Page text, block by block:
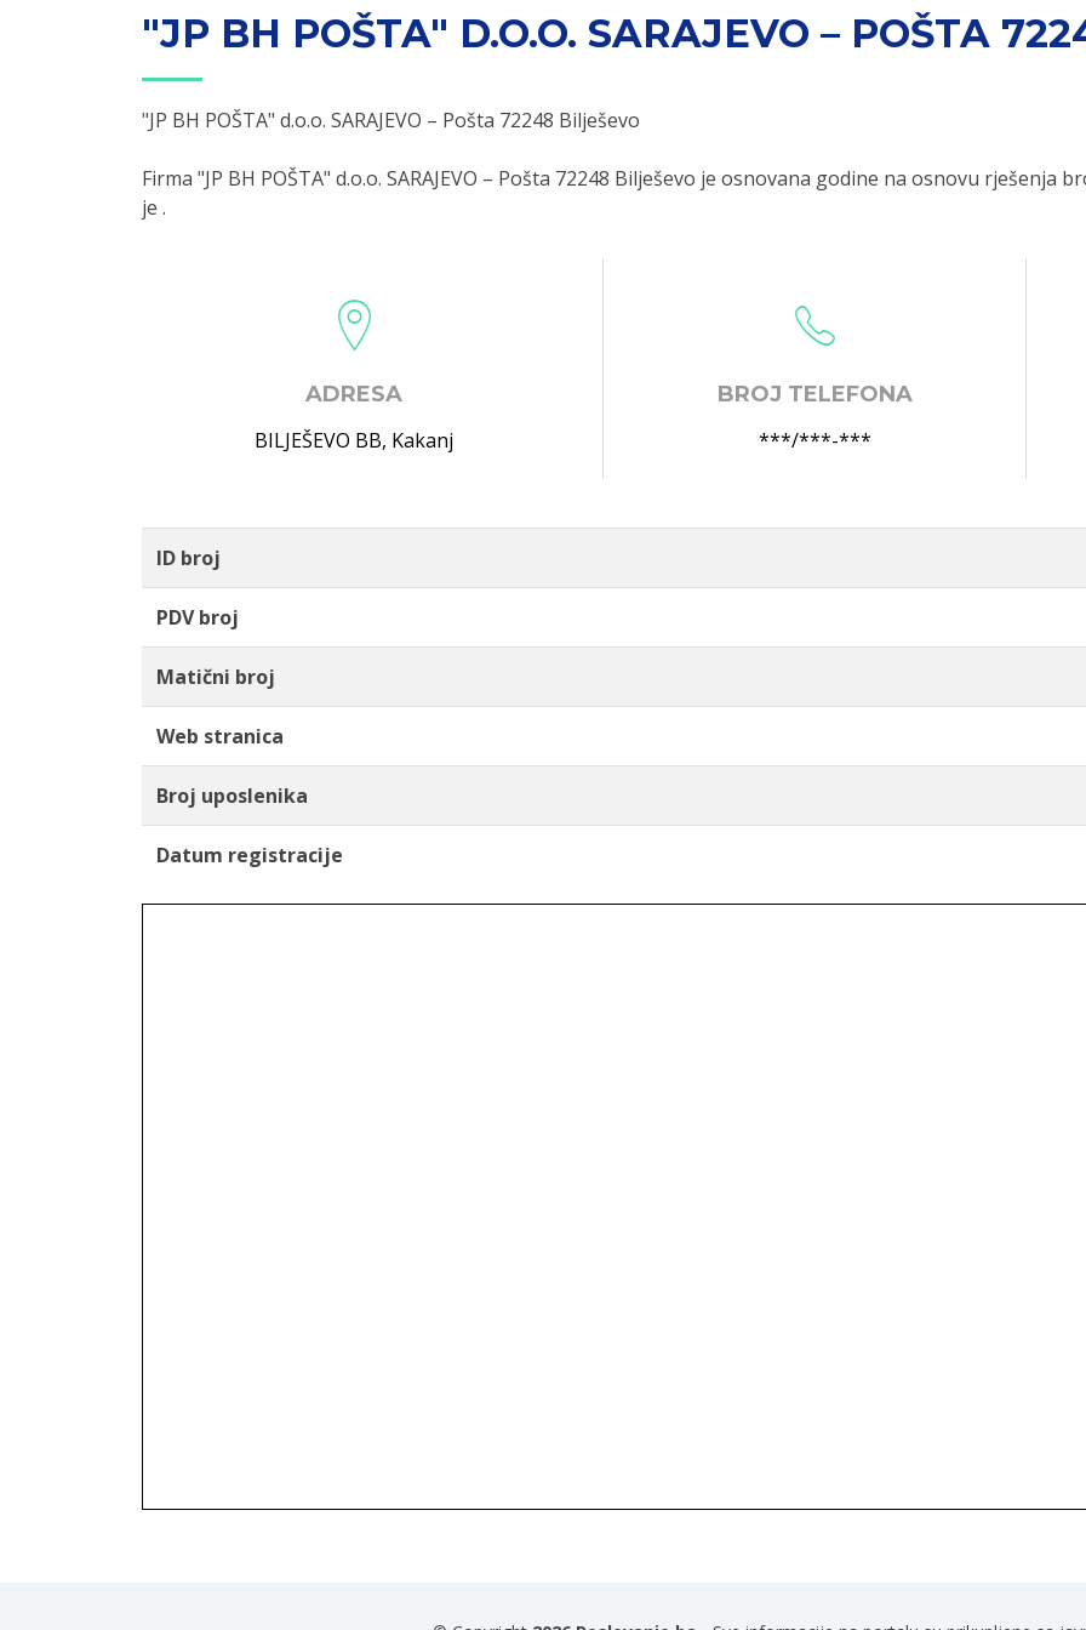
"JP BH POŠTA" D.O.O. SARAJEVO – POŠTA
"JP BH POŠTA" d.o.o. SARAJEVO – Pošta 72248 Bilješevo
Firma "JP BH POŠTA" d.o.o. SARAJEVO – Pošta 72248 Bilješevo je osnovana godine na osnovu
je .
ADRESA
BILJEŠEVO BB, Kakanj
BROJ TELEFONA
***/***-***
ID broj
PDV broj
Matični broj
Web stranica
Broj uposlenika
Datum registracije